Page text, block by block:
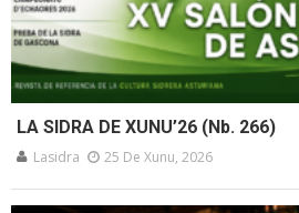
LA SIDRA DE XUNU’26 (Nb. 266)
Lasidra 25 De Xunu, 2026